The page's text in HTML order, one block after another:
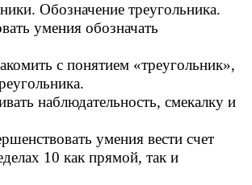
Обозначение треугольника.
умения обозначать
с понятием «треугольник»,
смекалку и
умения вести счет
10 как прямой, так и